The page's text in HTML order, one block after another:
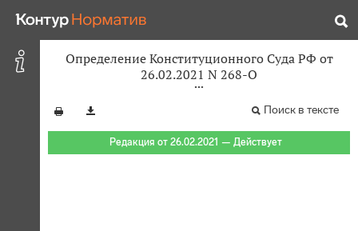
Определение Конституционного Суда РФ от
26.02.2021 N 268-О
Поиск в тексте
Редакция от 26.02.2021 — Действует